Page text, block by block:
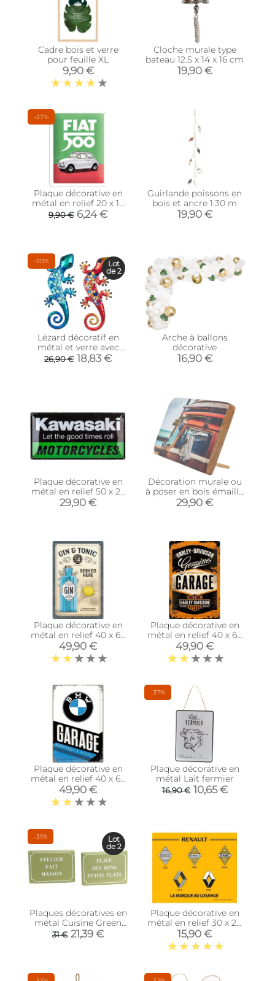
Cadre bois et verre
pour feuille XL
9,90 €
Cloche murale type
bateau 12.5 x 14 x 16 cm
19,90 €
-37%
Plaque décorative en
métal en relief 20 x 15
cm (Fiat 500 - Italian
Colours)
9,90 € 6,24 €
Guirlande poissons en
bois et ancre 1.30 m
19,90 €
-30%
Lézard décoratif en
métal et verre avec
mosaique (Lot de 2)
26,90 € 18,83 €
Lot
de 2
Arche à ballons
décorative
16,90 €
Plaque décorative en
métal en relief 50 x 25
cm (Kawasaki)
29,90 €
Décoration murale ou
à poser en bois émaillé
Surf
29,90 €
Plaque décorative en
métal en relief 40 x 60
cm (Gin & Tonic)
49,90 €
Plaque décorative en
métal en relief 40 x 60
cm (Harley Davidson
Garage)
49,90 €
Plaque décorative en
métal en relief 40 x 60
cm (BMW Garage)
49,90 €
-37%
Plaque décorative en
métal Lait fermier
16,90 € 10,65 €
-31%
Plaques décoratives en
métal Cuisine Green
(Lot de 2)
31 € 21,39 €
Lot
de 2
Plaque décorative en
métal en relief 30 x 20
cm (Renault Logos)
15,90 €